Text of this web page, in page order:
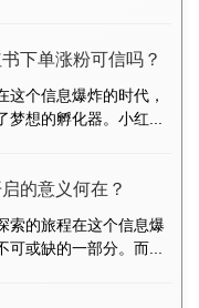
下单涨粉可信吗？
个信息爆炸的时代，
梦想的孵化器。小红...
的意义何在？
索的旅程在这个信息爆
可或缺的一部分。而...